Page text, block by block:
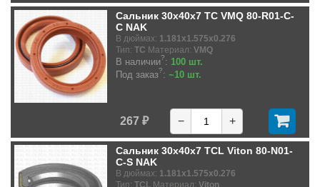
Сальник 30x40x7 TC VMQ 80-R01-C-
C NAK
В дюймах: 1.181x1.575x0.276
Тип: TC Материал: VMQ
В наличии?: 100 шт.
Под заказ?: ~10 шт.
267 ₽ − +
Сальник 30x40x7 TCL Viton 80-N01-
C-S NAK
В дюймах: 1.181x1.575x0.276
Тип: TCL Материал: Viton